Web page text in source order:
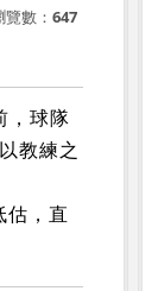
覽數： 647
，球隊
教練之
估，直